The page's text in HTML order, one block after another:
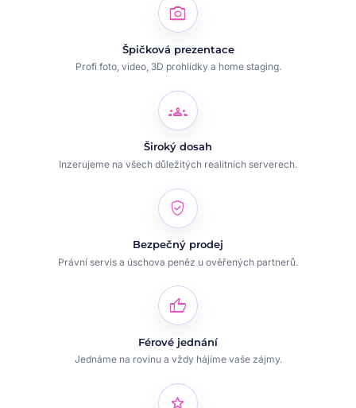
photo_camera
Špičková prezentace
Profi foto, video, 3D prohlídky a home staging.
groups
Široký dosah
Inzerujeme na všech důležitých realitních serverech.
verified_user
Bezpečný prodej
Právní servis a úschova peněz u ověřených partnerů.
thumb_up
Férové jednání
Jednáme na rovinu a vždy hájíme vaše zájmy.